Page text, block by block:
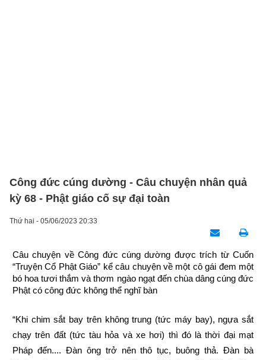
Công đức cúng dường - Câu chuyện nhân quả
kỳ 68 - Phật giáo cố sự đại toàn
Thứ hai - 05/06/2023 20:33
Câu chuyện về Công đức cúng dường được trích từ Cuốn
“Truyện Cổ Phật Giáo” kể câu chuyện về một cô gái đem một
bó hoa tươi thắm và thơm ngào ngạt đến chùa dâng cúng đức
Phật có công đức không thể nghĩ bàn
“Khi chim sắt bay trên không trung (tức máy bay), ngựa sắt
chạy trên đất (tức tàu hỏa và xe hơi) thì đó là thời đại mạt
Pháp đến.... Đàn ông trở nên thô tục, buông thả. Đàn bà